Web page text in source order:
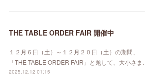
THE TABLE ORDER FAIR 開催中
１２月６日（土）～１２月２０日（土）の期間、
「THE TABLE ORDER FAIR」と題して、大小さま…
2025.12.12 01:15